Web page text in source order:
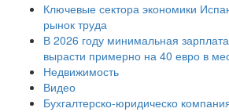
Ключевые сектора экономики
рынок труда
В 2026 году минимальная
вырасти примерно на 40 евро в
Недвижимость
Видео
Бухгалтерско-юридическо